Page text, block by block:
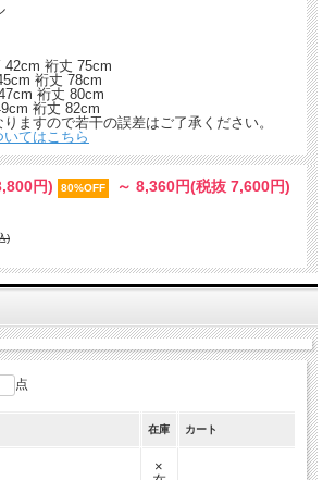
裄丈 75cm
裄丈 78cm
裄丈 80cm
裄丈 82cm
ますので若干の誤差はご了承ください。
てはこちら
円) 80%OFF ～ 8,360円(税抜 7,600円)
)
点
在庫 カート
×